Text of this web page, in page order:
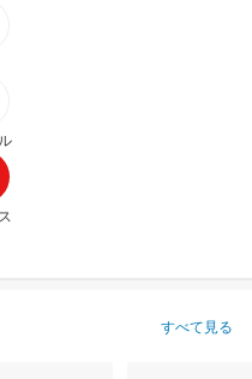
すべて見る